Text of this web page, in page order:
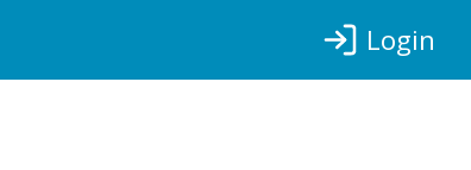
Login